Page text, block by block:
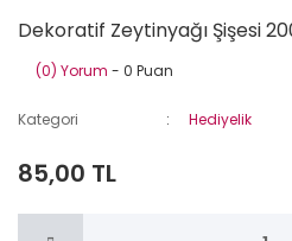
Dekoratif Zeytinyağı Şişesi
(0) Yorum - 0 Puan
Kategori Hediyelik
85,00 TL